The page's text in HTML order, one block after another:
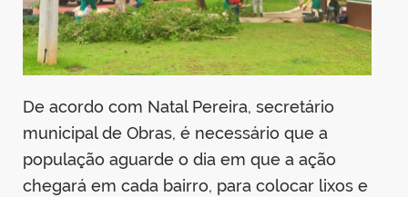
De acordo com Natal Pereira, secretário
municipal de Obras, é necessário que a
população aguarde o dia em que a ação
chegará em cada bairro, para colocar lixos e